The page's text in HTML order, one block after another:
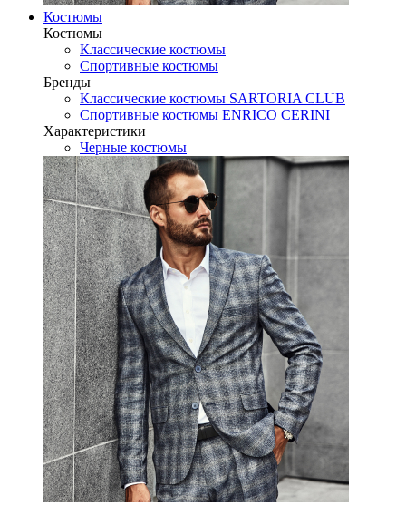
Костюмы
Костюмы
Классические костюмы
Спортивные костюмы
Бренды
Классические костюмы SARTORIA CLUB
Спортивные костюмы ENRICO CERINI
Характеристики
Черные костюмы